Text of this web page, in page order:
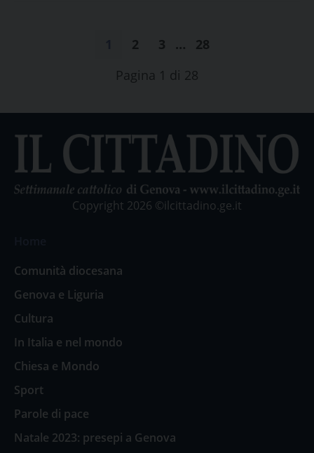
2 3 …
28
Pagina 1 di 28
Copyright 2026 ©ilcittadino.ge.it
Comunità diocesana
Genova e Liguria
Cultura
In Italia e nel mondo
Chiesa e Mondo
Sport
Parole di pace
Natale 2023: presepi a Genova